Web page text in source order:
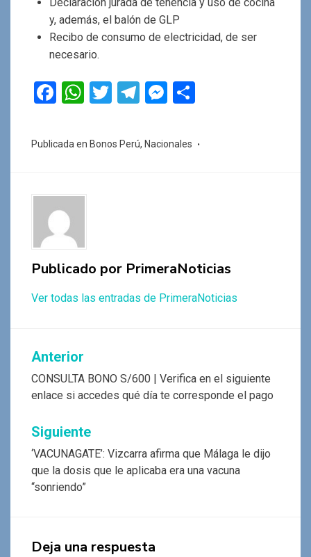
y, además, el balón de GLP
Recibo de consumo de electricidad, de ser
necesario.
F
ce
o
k
W
at
p
T
tt
T
e
M
se m
Publicada en Bonos Perú, Nacionales
Publicado por PrimeraNoticias
Ver todas las entradas de PrimeraNoticias
Navegación
de
entradas
Anterior
CONSULTA BONO S/600 | Verifica en el siguiente
enlace si accedes qué día te corresponde el pago
Siguiente
‘VACUNAGATE’: Vizcarra afirma que Málaga le dijo
que la dosis que le aplicaba era una vacuna
“sonriendo”
Deja una respuesta